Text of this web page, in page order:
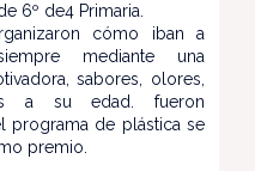
6º de4 Primaria.
cómo iban a
mediante una
sabores, olores,
a su edad. fueron
programa de plástica se
premio.